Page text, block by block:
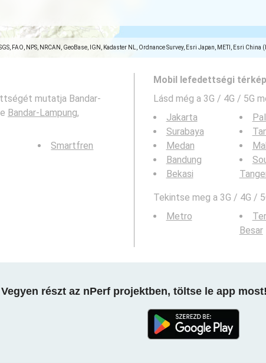
FAO, NPS, NRCAN, GeoBase, IGN, Kadaster NL, Ordnance Survey, Esri Japan, METI, Esri
mutatja Bandar-
Bandar-Lampung,
Smartfren
Mobil lefedettségi
Lásd még a 3G / 4G / 5G
Jakarta
Surabaya
Medan
Bandung
Bekasi
Tekintse meg a 3G / 4G /
Metro
Besar
Vegyen részt az nPerf projektben, töltse le app